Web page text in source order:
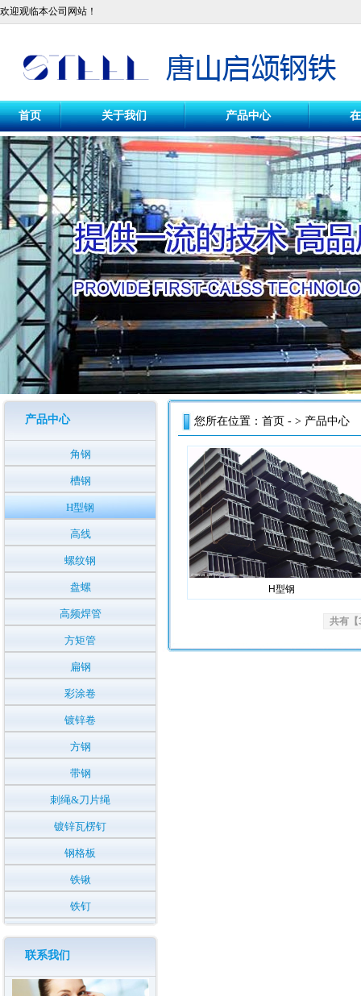
欢迎观临本公司网站！
首页 关于我们 产品中心
产品中心
角钢
槽钢
H型钢
高线
螺纹钢
盘螺
高频焊管
方矩管
扁钢
彩涂卷
镀锌卷
方钢
带钢
刺绳&刀片绳
镀锌瓦楞钉
钢格板
铁锹
铁钉
联系我们
您所在位置： 首页 - > 产品中心
H型钢
共有【